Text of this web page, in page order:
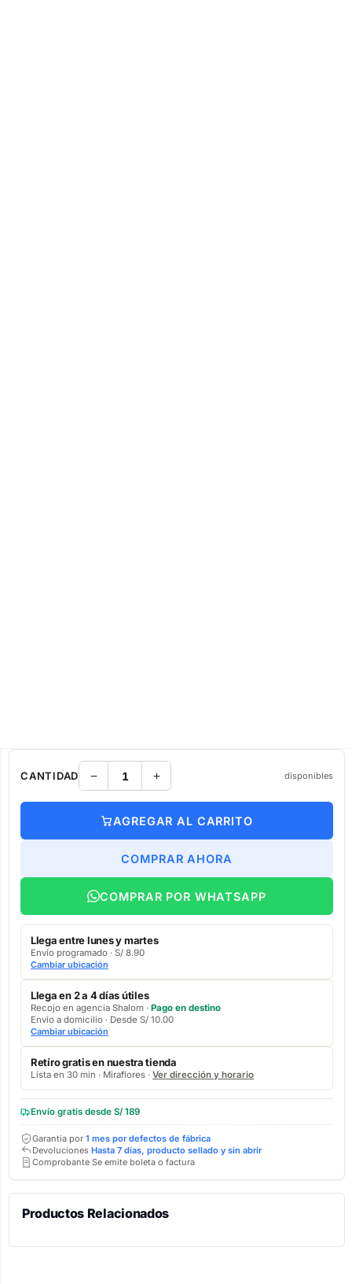
CANTIDAD disponibles
AGREGAR AL CARRITO
COMPRAR AHORA
COMPRAR POR WHATSAPP
Llega entre lunes y martes
Envío programado · S/ 8.90
Cambiar ubicación
Llega en 2 a 4 días útiles
Recojo en agencia Shalom · Pago en destino
Envío a domicilio · Desde S/ 10.00
Cambiar ubicación
Retíro gratis en nuestra tienda
Lista en 30 min · Miraflores · Ver dirección y horario
Envío gratis desde S/ 189
Garantía por 1 mes por defectos de fábrica
Devoluciones Hasta 7 días, producto sellado y sin abrir
Comprobante Se emite boleta o factura
Productos Relacionados